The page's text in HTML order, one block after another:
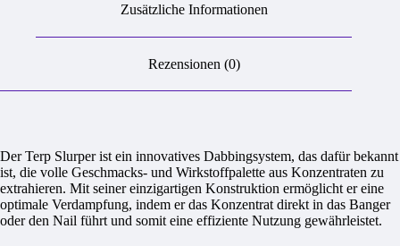
Zusätzliche Informationen
Rezensionen (0)
Der Terp Slurper ist ein innovatives Dabbingsystem, das dafür bekannt
ist, die volle Geschmacks- und Wirkstoffpalette aus Konzentraten zu
extrahieren. Mit seiner einzigartigen Konstruktion ermöglicht er eine
optimale Verdampfung, indem er das Konzentrat direkt in das Banger
oder den Nail führt und somit eine effiziente Nutzung gewährleistet.